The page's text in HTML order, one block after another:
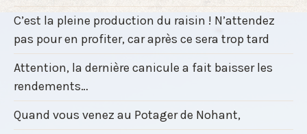
C’est la pleine production du raisin ! N’attendez
pas pour en profiter, car après ce sera trop tard
Attention, la dernière canicule a fait baisser les
rendements…
Quand vous venez au Potager de Nohant,